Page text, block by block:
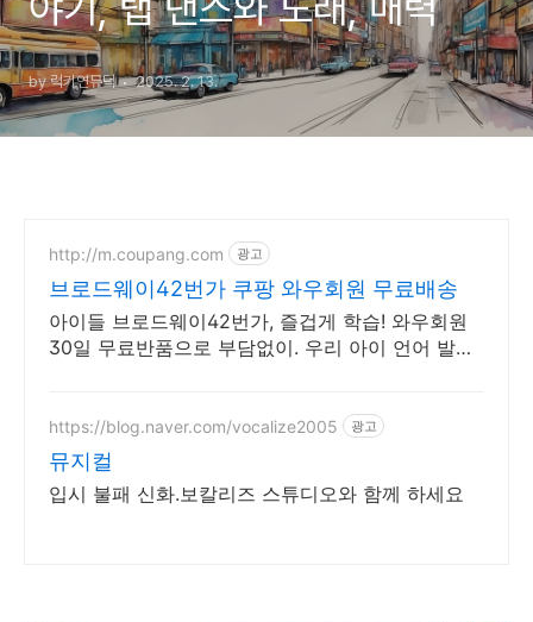
by 럭키연뮤덕 2025. 2. 13.
http://m.coupang.com 광고
브로드웨이42번가 쿠팡 와우회원 무료배송
아이들 브로드웨이42번가, 즐겁게 학습! 와우회원
30일 무료반품으로 부담없이. 우리 아이 언어 발달,
https://blog.naver.com/vocalize2005 광고
뮤지컬
입시 불패 신화.보칼리즈 스튜디오와 함께 하세요